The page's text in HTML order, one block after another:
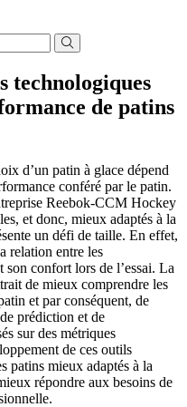
technologiques
de patins
d’un patin à glace dépend
conféré par le patin.
Reebok-CCM Hockey
et donc, mieux adaptés à la
un défi de taille. En effet,
relation entre les
son confort lors de l’essai. La
de mieux comprendre les
et par conséquent, de
prédiction et de
sur des métriques
de ces outils
patins mieux adaptés à la
répondre aux besoins de